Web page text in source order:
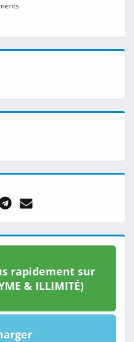
rapidement sur
& ILLIMITÉ)